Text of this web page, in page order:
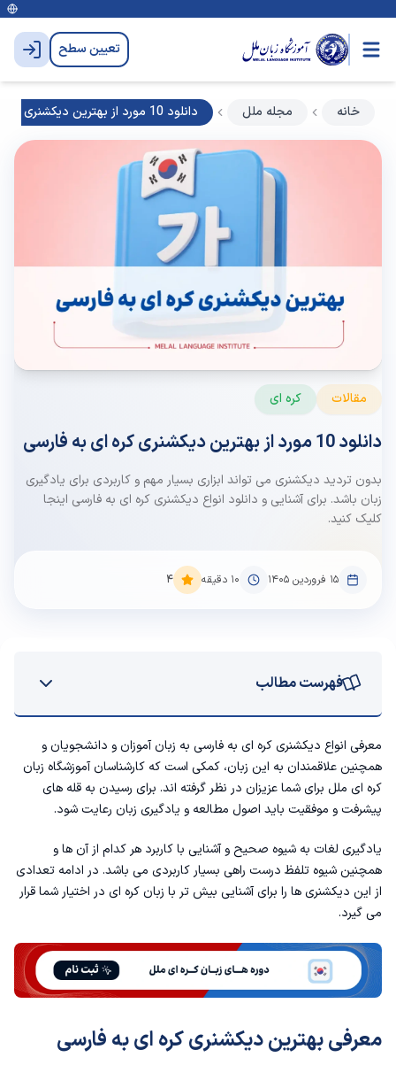
تعیین سطح
خانه مجله ملل دانلود 10 مورد از بهترین دیکشنری کره ای به فارسی
مقالات کره ای
دانلود 10 مورد از بهترین دیکشنری کره ای به فارسی
بدون تردید دیکشنری می تواند ابزاری بسیار مهم و کاربردی برای یادگیری
زبان باشد. برای آشنایی و دانلود انواع دیکشنری کره ای به فارسی اینجا
کلیک کنید.
۱۵ فروردین ۱۴۰۵ 10 دقیقه 4
فهرست مطالب
معرفی بهترین دیکشنری کره ای به فارسی
1. دیکشنری Korean English Dictionary App by Bravolol
3. دیکشنری Prime English -Korean Dictionary by Dong - A Publishing
4. دیکشنری Korean Dictionary by Athena Soft
5. دیکشنری English Korean Plus by DaolSoft
6. دیکشنری Korean Dictionary, Translatir, Phrase Book by iThinkdiff
7. دیکشنری Talking Translator by GreenLife Apps
معرفی انواع دیکشنری کره ای به فارسی به زبان آموزان و دانشجویان و
همچنین علاقمندان به این زبان، کمکی است که کارشناسان آموزشگاه زبان
کره ای ملل برای شما عزیزان در نظر گرفته اند. برای رسیدن به قله های
پیشرفت و موفقیت باید اصول مطالعه و یادگیری زبان رعایت شود.
یادگیری لغات به شیوه صحیح و آشنایی با کاربرد هر کدام از آن ها و
همچنین شیوه تلفظ درست راهی بسیار کاربردی می باشد. در ادامه تعدادی
از این دیکشنری ها را برای آشنایی بیش تر با زبان کره ای در اختیار شما قرار
می گیرد.
معرفی بهترین دیکشنری کره ای به فارسی